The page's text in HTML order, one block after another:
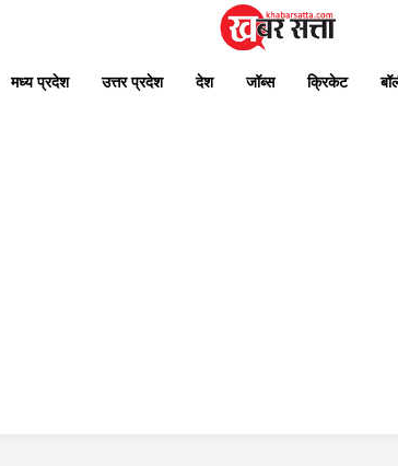
मध्य प्रदेश उत्तर प्रदेश देश जॉब्स क्रिकेट